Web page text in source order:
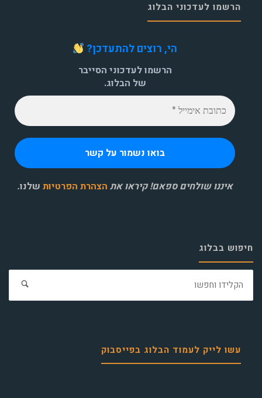
הרשמו לעדכוני הבלוג
הי, רוצים להתעדכן?
הרשמו לעדכוני הסייבר
של הבלוג.
איננו שולחים ספאם! קיראו את הצהרת הפרטיות שלנו.
חיפוש בבלוג
עשו לייק לעמוד הבלוג בפייסבוק